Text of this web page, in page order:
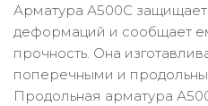
Арматура А500С
деформаций и сообщает
прочность. Она
поперечными и
Продольная арматура